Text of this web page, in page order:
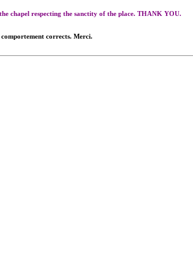
chapel respecting the sanctity of the place. THANK YOU.
comportement corrects. Merci.